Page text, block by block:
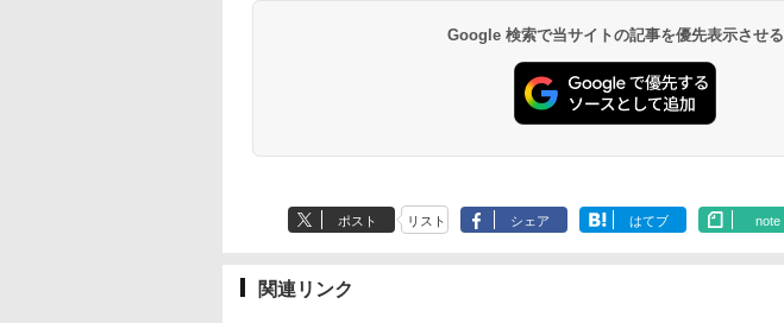
Google 検索で当サイトの記事を優先表示させる
ポスト リスト シェア はてブ note
関連リンク